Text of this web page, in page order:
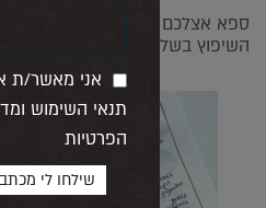
ספא אצלכם בבית: איך לעצב את
השיפוץ בשלום |
אני מאשר/ת
תנאי השימוש
הפרטיות